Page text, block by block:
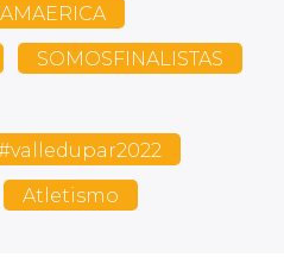
SOMOSFINALISTAS
Atletismo